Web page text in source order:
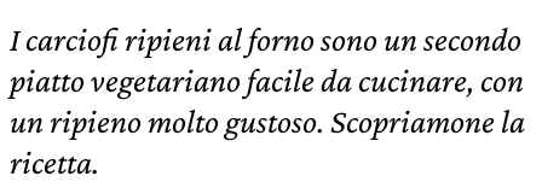
I carciofi ripieni al forno sono un secondo
piatto vegetariano facile da cucinare, con
un ripieno molto gustoso. Scopriamone la
ricetta.